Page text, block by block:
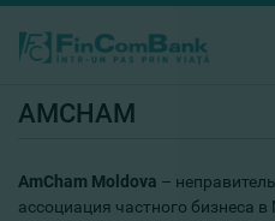
AMCHAM
AmCham Moldova –
ассоциация частного бизнеса